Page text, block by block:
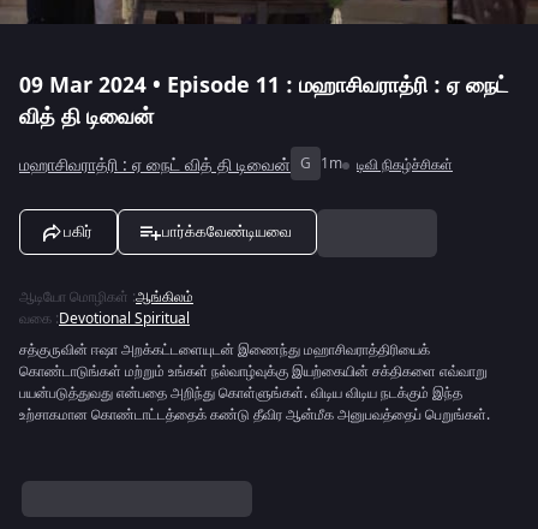
09 Mar 2024 • Episode 11 : மஹாசிவராத்ரி : ஏ நைட்
வித் தி டிவைன்
மஹாசிவராத்ரி : ஏ நைட் வித் தி டிவைன் G 1m டிவி நிகழ்ச்சிகள்
பகிர் பார்க்கவேண்டியவை
ஆடியோ மொழிகள் :ஆங்கிலம்
வகை :Devotional Spiritual
சத்குருவின் ஈஷா அறக்கட்டளையுடன் இணைந்து மஹாசிவராத்திரியைக்
கொண்டாடுங்கள் மற்றும் உங்கள் நல்வாழ்வுக்கு இயற்கையின் சக்திகளை எவ்வாறு
பயன்படுத்துவது என்பதை அறிந்து கொள்ளுங்கள். விடிய விடிய நடக்கும் இந்த
உற்சாகமான கொண்டாட்டத்தைக் கண்டு தீவிர ஆன்மீக அனுபவத்தைப் பெறுங்கள்.